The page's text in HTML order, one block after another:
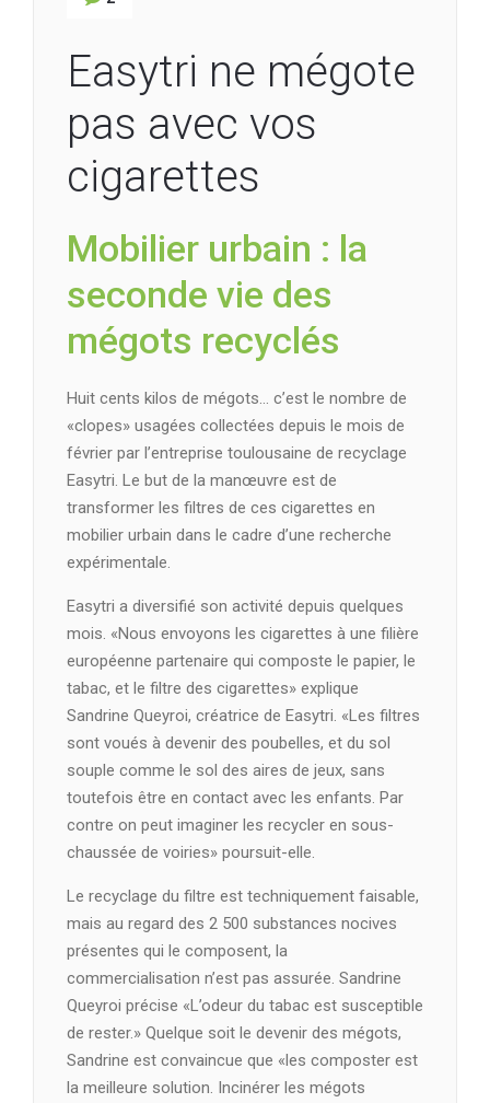
Easytri ne mégote
pas avec vos
cigarettes
Mobilier urbain : la
seconde vie des
mégots recyclés
Huit cents kilos de mégots… c’est le nombre de
«clopes» usagées collectées depuis le mois de
février par l’entreprise toulousaine de recyclage
Easytri. Le but de la manœuvre est de
transformer les filtres de ces cigarettes en
mobilier urbain dans le cadre d’une recherche
expérimentale.
Easytri a diversifié son activité depuis quelques
mois. «Nous envoyons les cigarettes à une filière
européenne partenaire qui composte le papier, le
tabac, et le filtre des cigarettes» explique
Sandrine Queyroi, créatrice de Easytri. «Les filtres
sont voués à devenir des poubelles, et du sol
souple comme le sol des aires de jeux, sans
toutefois être en contact avec les enfants. Par
contre on peut imaginer les recycler en sous-
chaussée de voiries» poursuit-elle.
Le recyclage du filtre est techniquement faisable,
mais au regard des 2 500 substances nocives
présentes qui le composent, la
commercialisation n’est pas assurée. Sandrine
Queyroi précise «L’odeur du tabac est susceptible
de rester.» Quelque soit le devenir des mégots,
Sandrine est convaincue que «les composter est
la meilleure solution. Incinérer les mégots